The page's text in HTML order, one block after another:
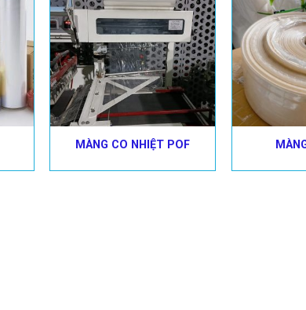
MÀNG CO NHIỆT POF